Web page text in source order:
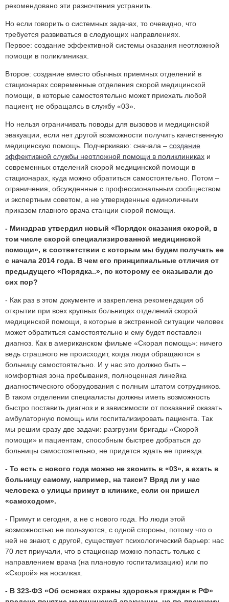
рекомендовано эти разночтения устранить.
Но если говорить о системных задачах, то очевидно, что
требуется развиваться в следующих направлениях.
Первое: создание эффективной системы оказания неотложной
помощи в поликлиниках.
Второе: создание вместо обычных приемных отделений в
стационарах современные отделения скорой медицинской
помощи, в которые самостоятельно может приехать любой
пациент, не обращаясь в службу «03».
Но нельзя ограничивать поводы для вызовов и медицинской
эвакуации, если нет другой возможности получить качественную
медицинскую помощь. Подчеркиваю: сначала – создание
эффективной службы неотложной помощи в поликлиниках и
современных отделений скорой медицинской помощи в
стационарах, куда можно обратиться самостоятельно. Потом –
ограничения, обсужденные с профессиональным сообществом
и экспертным советом, а не утвержденные единоличным
приказом главного врача станции скорой помощи.
- Минздрав утвердил новый «Порядок оказания скорой, в
том числе скорой специализированной медицинской
помощи», в соответствии с которым мы будем получать ее
с начала 2014 года. В чем его принципиальные отличия от
предыдущего «Порядка..», по которому ее оказывали до
сих пор?
- Как раз в этом документе и закреплена рекомендация об
открытии при всех крупных больницах отделений скорой
медицинской помощи, в которые в экстренной ситуации человек
может обратиться самостоятельно и ему будет поставлен
диагноз. Как в американском фильме «Скорая помощь»: ничего
ведь страшного не происходит, когда люди обращаются в
больницу самостоятельно. И у нас это должно быть –
комфортная зона пребывания, полноценная линейка
диагностического оборудования с полным штатом сотрудников.
В таком отделении специалисты должны иметь возможность
быстро поставить диагноз и в зависимости от показаний оказать
амбулаторную помощь или госпитализировать пациента. Так
мы решим сразу две задачи: разгрузим бригады «Скорой
помощи» и пациентам, способным быстрее добраться до
больницы самостоятельно, не придется ждать ее приезда.
- То есть с нового года можно не звонить в «03», а ехать в
больницу самому, например, на такси? Вряд ли у нас
человека с улицы примут в клинике, если он пришел
«самоходом».
- Примут и сегодня, а не с нового года. Но люди этой
возможностью не пользуются, с одной стороны, потому что о
ней не знают, с другой, существует психологический барьер: нас
70 лет приучали, что в стационар можно попасть только с
направлением врача (на плановую госпитализацию) или по
«Скорой» на носилках.
- В 323-ФЗ «Об основах охраны здоровья граждан в РФ»